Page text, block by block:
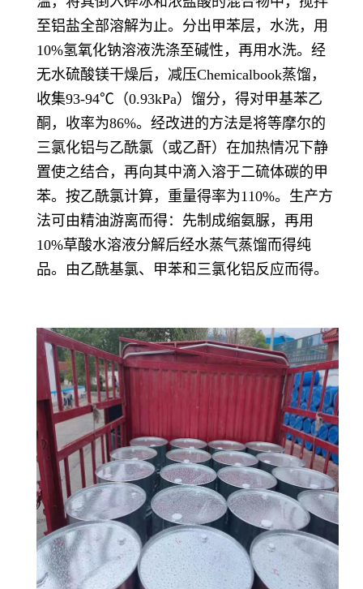
至铝盐全部溶解为止。分出甲苯层，水洗，用
10%氢氧化钠溶液洗涤至碱性，再用水洗。经
无水硫酸镁干燥后，减压Chemicalbook蒸馏，
收集93-94℃（0.93kPa）馏分，得对甲基苯乙
酮，收率为86%。经改进的方法是将等摩尔的
三氯化铝与乙酰氯（或乙酐）在加热情况下静
置使之结合，再向其中滴入溶于二硫体碳的甲
苯。按乙酰氯计算，重量得率为110%。生产方
法可由精油游离而得：先制成缩氨脲，再用
10%草酸水溶液分解后经水蒸气蒸馏而得纯
品。由乙酰基氯、甲苯和三氯化铝反应而得。